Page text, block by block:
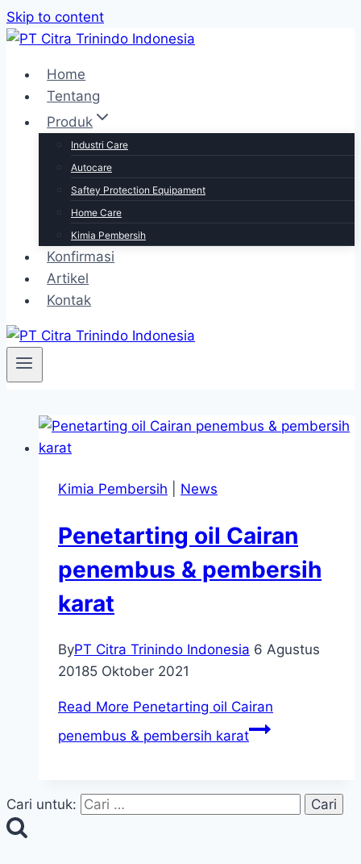
Skip to content
Home
Tentang
Produk
Industri Care
Autocare
Saftey Protection Equipament
Home Care
Kimia Pembersih
Konfirmasi
Artikel
Kontak
Kimia Pembersih News
Penetarting oil Cairan
penembus & pembersih
karat
ByPT Citra Trinindo Indonesia 6 Agustus
20185 Oktober 2021
Read More Penetarting oil Cairan
penembus & pembersih karat
Cari untuk: